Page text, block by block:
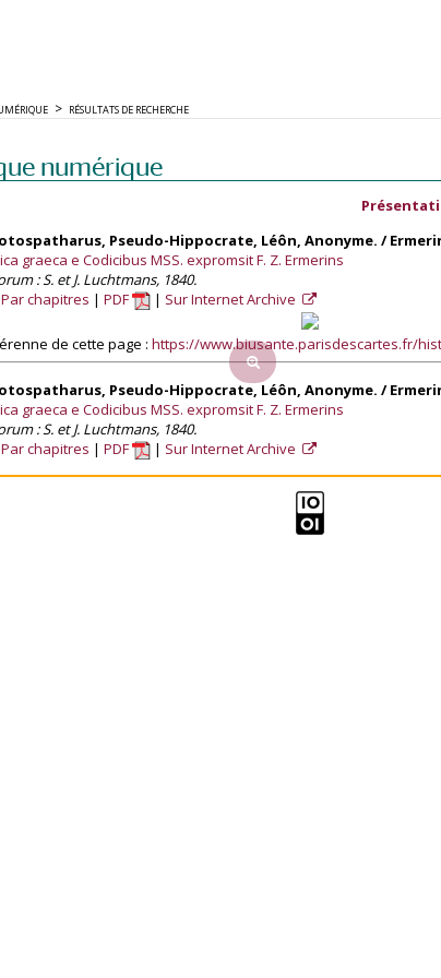
RÉSULTATS DE RECHERCHE
numérique
Pseudo-Hippocrate, Léôn, Anonyme. /
graeca e Codicibus MSS. expromsit F. Z. Ermerins
: S. et J. Luchtmans, 1840.
Par chapitres PDF Sur Internet Archive
de cette page : https://www.biusante.parisdescartes.fr/
Pseudo-Hippocrate, Léôn, Anonyme. /
graeca e Codicibus MSS. expromsit F. Z. Ermerins
: S. et J. Luchtmans, 1840.
Par chapitres PDF Sur Internet Archive